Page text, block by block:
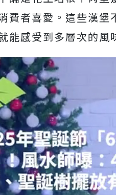
費者喜愛。這些漢
能感受到多層次的風